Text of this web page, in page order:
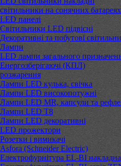
світильники на сонячних батареях
LED панелі
Світильники LED підвісні
Декоративні та побутові
Лампи
LED лампи загального
Енергозберігаючі (КПЛ)
розжарення
Лампи LED кулька, свічка
Лампи LED високопотужні
Лампи LED MR, капсули та
Лампи LED Т8
Лампи LED декоративні
LED прожектори
Розетки і вимикачі
Asfora (Schneider Electric)
Електрофурнітура EL-BI накладна